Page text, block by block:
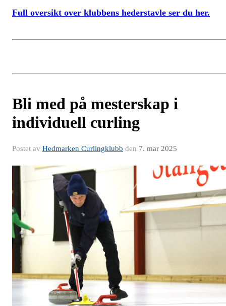
Full oversikt over klubbens hederstavle ser du her.
Bli med på mesterskap i
individuell curling
Postet av Hedmarken Curlingklubb den 7. mar 2025